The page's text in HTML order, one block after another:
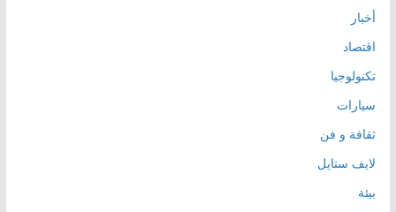
أخبار
اقتصاد
تكنولوجيا
سيارات
ثقافة و فن
لايف ستايل
بيئة